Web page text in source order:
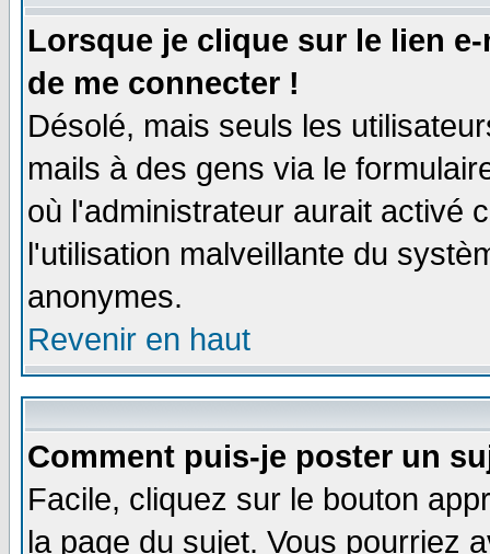
Lorsque je clique sur le lien
de me connecter !
Désolé, mais seuls les
mails à des gens via le
où l'administrateur aurait activé
l'utilisation malveillante du
anonymes.
Revenir en haut
Comment puis-je poster un
Facile, cliquez sur le bouton
la page du sujet. Vous pourriez